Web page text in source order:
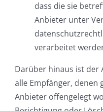
dass die sie
Anbieter unter
verarbeitet
Darüber hinaus ist der
alle Empfänger, denen
Anbieter offengelegt